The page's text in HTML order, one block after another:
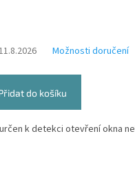
Možnosti doručení
do košíku
k detekci otevření okna